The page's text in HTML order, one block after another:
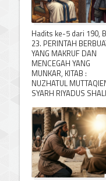
Hadits ke-5 dari 190,
23. PERINTAH
YANG MAKRUF DAN
MENCEGAH YANG
MUNKAR, KITAB :
NUZHATUL
SYARH RIYADUS